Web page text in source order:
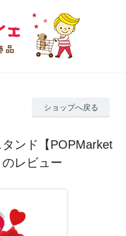
ショップへ戻る
ンド【POPMarket
のレビュー